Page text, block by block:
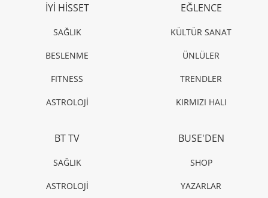
İYİ HİSSET
SAĞLIK
BESLENME
FITNESS
ASTROLOJİ
EĞLENCE
KÜLTÜR SANAT
ÜNLÜLER
TRENDLER
KIRMIZI HALI
BT TV
SAĞLIK
ASTROLOJİ
BUSE'DEN
SHOP
YAZARLAR